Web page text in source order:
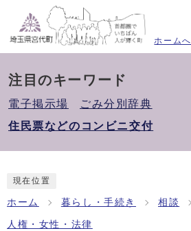
ホームへ
注目のキーワード
電子掲示場
ごみ分別辞典
住民票などのコンビニ交付
現在位置
ホーム 暮らし・手続き 相談
人権・女性・法律